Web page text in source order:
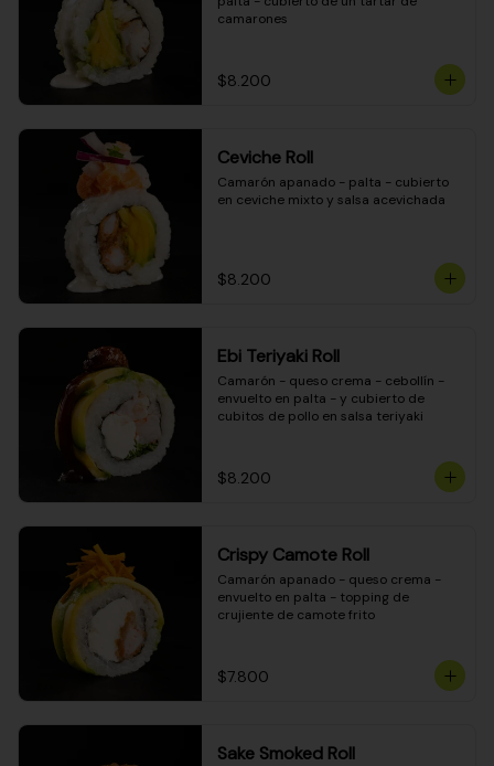
camarones
$8.200
Ceviche Roll
Camarón apanado - palta - cubierto
en ceviche mixto y salsa acevichada
$8.200
Ebi Teriyaki Roll
Camarón - queso crema - cebollín -
envuelto en palta - y cubierto de
cubitos de pollo en salsa teriyaki
$8.200
Crispy Camote Roll
Camarón apanado - queso crema -
envuelto en palta - topping de
crujiente de camote frito
$7.800
Sake Smoked Roll